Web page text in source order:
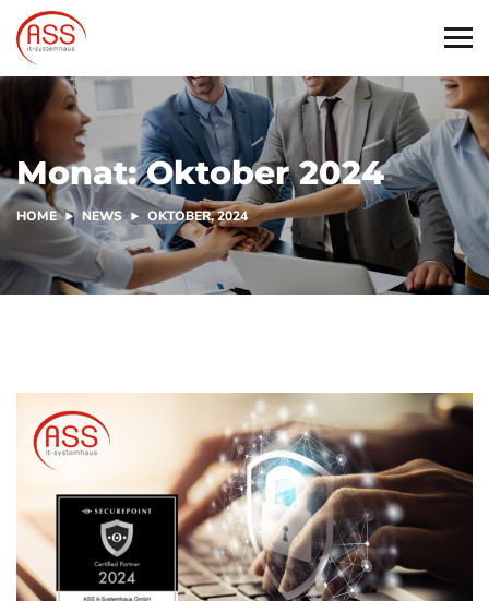
Monat:Oktober 2024
HOME NEWS OKTOBER, 2024